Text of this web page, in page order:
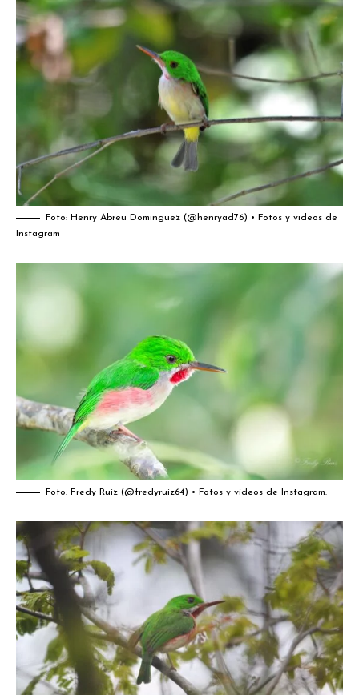
Foto: Henry Abreu Dominguez (@henryad76) • Fotos y videos de
Instagram
Foto: Fredy Ruiz (@fredyruiz64) • Fotos y videos de Instagram.